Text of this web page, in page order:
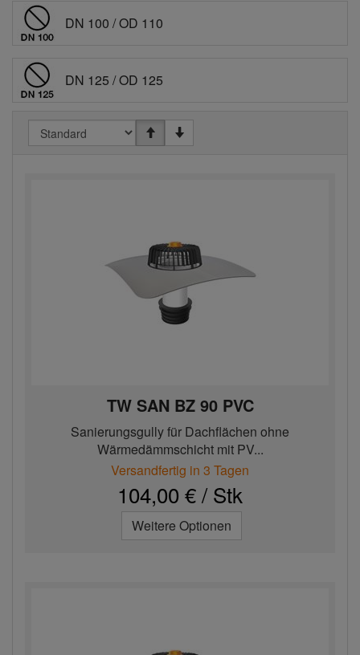
DN 100 / OD 110
DN 125 / OD 125
TW SAN BZ 90 PVC
Sanierungsgully für Dachflächen ohne
Wärmedämmschicht mit PV...
Versandfertig in 3 Tagen
104,00 € / Stk
Weitere Optionen